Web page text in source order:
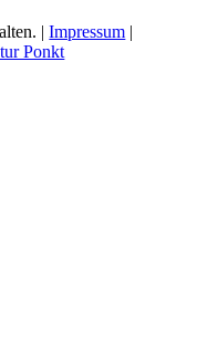
|Impressum |
Ponkt